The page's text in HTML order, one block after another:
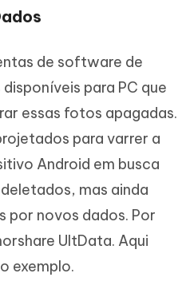
de software de
para PC que
essas fotos apagadas.
para varrer a
Android em busca
mas ainda
por novos dados. Por
UltData. Aqui
exemplo.